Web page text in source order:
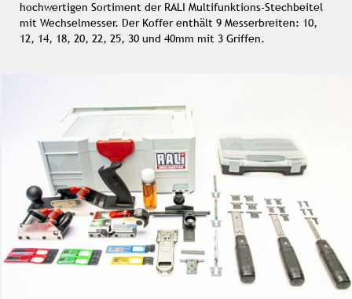
hochwertigen Sortiment der RALI Multifunktions-Stechbeitel
mit Wechselmesser. Der Koffer enthält 9 Messerbreiten: 10,
12, 14, 18, 20, 22, 25, 30 und 40mm mit 3 Griffen.